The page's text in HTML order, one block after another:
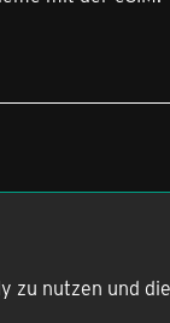
zu nutzen und